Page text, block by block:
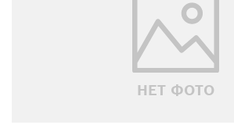
НЕТ ФОТО